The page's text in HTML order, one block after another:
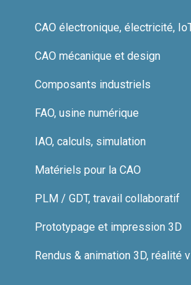
CAO électronique, électricité,
CAO mécanique et design
Composants industriels
FAO, usine numérique
IAO, calculs, simulation
Matériels pour la CAO
PLM / GDT, travail collaboratif
Prototypage et impression 3D
Rendus & animation 3D, réalité